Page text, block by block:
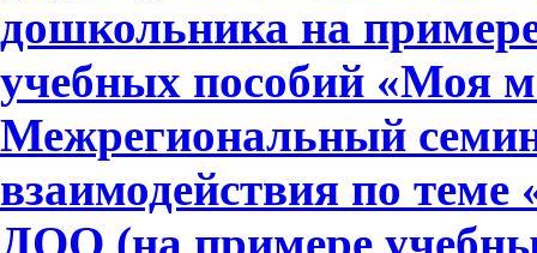
дошкольника на
учебных пособий «Моя
Межрегиональный
взаимодействия по